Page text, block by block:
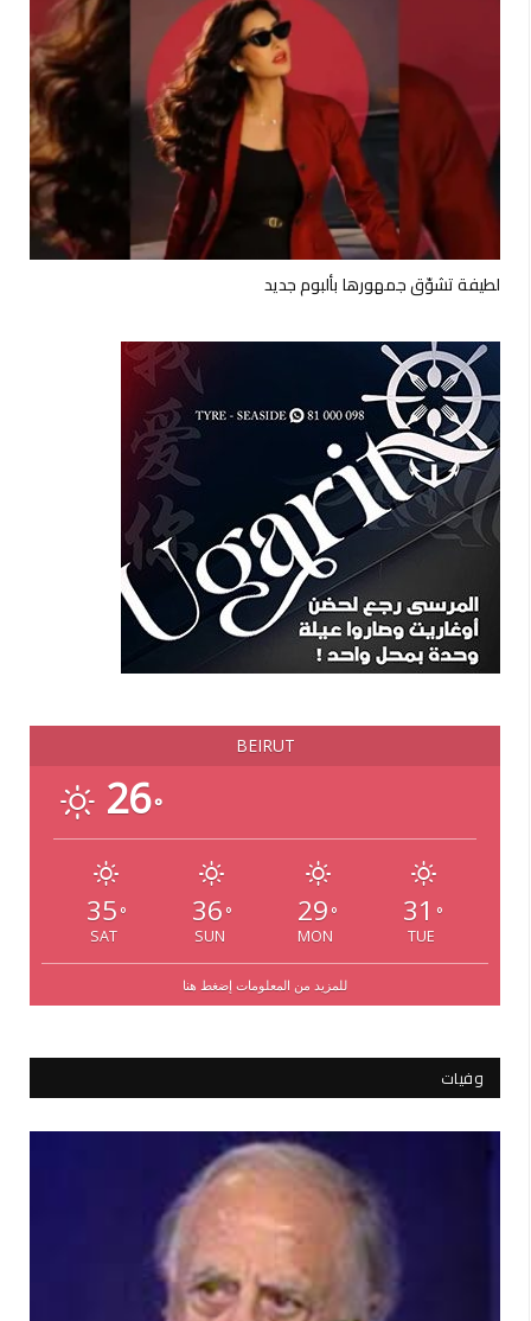
لطيفة تشوّق جمهورها بألبوم جديد
BEIRUT
26°
35 °
SAT
36 °
SUN
29 °
MON
31 °
TUE
للمزيد من المعلومات إضغط هنا
وفيات